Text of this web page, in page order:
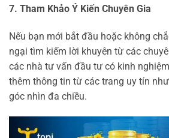
7. Tham Khảo Ý Kiến Chuyên Gia
Nếu bạn mới bắt đầu hoặc không
ngại tìm kiếm lời khuyên từ các
các nhà tư vấn đầu tư có kinh
thêm thông tin từ các trang uy tín như
góc nhìn đa chiều.